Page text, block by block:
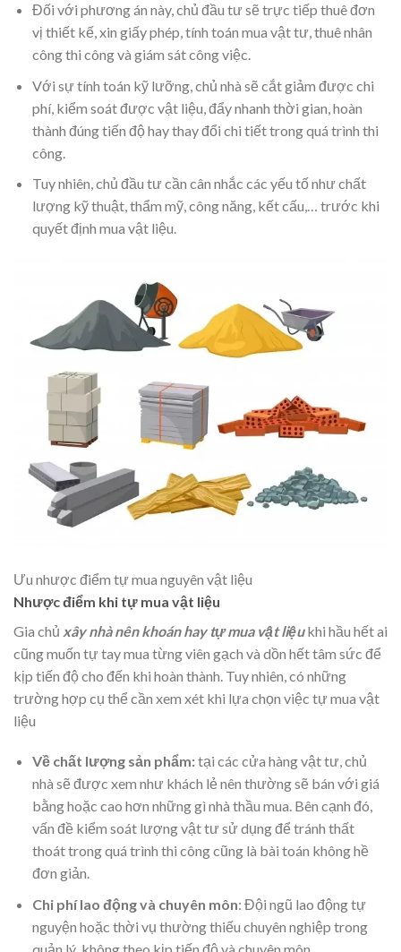
Đối với phương án này, chủ đầu tư sẽ trực tiếp thuê đơn
vị thiết kế, xin giấy phép, tính toán mua vật tư, thuê nhân
công thi công và giám sát công việc.
Với sự tính toán kỹ lưỡng, chủ nhà sẽ cắt giảm được chi
phí, kiểm soát được vật liệu, đẩy nhanh thời gian, hoàn
thành đúng tiến độ hay thay đổi chi tiết trong quá trình thi
công.
Tuy nhiên, chủ đầu tư cần cân nhắc các yếu tố như chất
lượng kỹ thuật, thẩm mỹ, công năng, kết cấu,… trước khi
quyết định mua vật liệu.
Ưu nhược điểm tự mua nguyên vật liệu
Nhược điểm khi tự mua vật liệu
Gia chủ xây nhà nên khoán hay tự mua vật liệu khi hầu hết ai
cũng muốn tự tay mua từng viên gạch và dồn hết tâm sức để
kịp tiến độ cho đến khi hoàn thành. Tuy nhiên, có những
trường hợp cụ thể cần xem xét khi lựa chọn việc tự mua vật
liệu
Về chất lượng sản phẩm:tại các cửa hàng vật tư, chủ
nhà sẽ được xem như khách lẻ nên thường sẽ bán với giá
bằng hoặc cao hơn những gì nhà thầu mua. Bên cạnh đó,
vấn đề kiểm soát lượng vật tư sử dụng để tránh thất
thoát trong quá trình thi công cũng là bài toán không hề
đơn giản.
Chi phí lao động và chuyên môn: Đội ngũ lao động tự
nguyện hoặc thời vụ thường thiếu chuyên nghiệp trong